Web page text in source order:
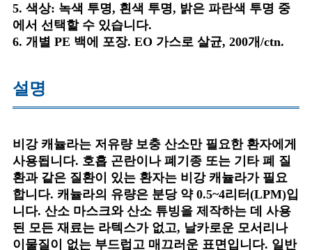
5. 색상: 녹색 투명, 흰색 투명, 밝은 파란색 투명 중
에서 선택할 수 있습니다.
6. 개별 PE 백에 포장. EO 가스로 살균, 200개/ctn.
설명
비강 캐뉼라는 저유량 보충 산소만 필요한 환자에게
사용됩니다. 호흡 곤란이나 폐기종 또는 기타 폐 질
환과 같은 질환이 있는 환자는 비강 캐뉼라가 필요
합니다. 캐뉼라의 유량은 분당 약 0.5~4리터(LPM)입
니다. 산소 마스크와 산소 튜빙을 제작하는 데 사용
된 모든 재료는 라텍스가 없고, 날카로운 모서리나
이물질이 없는 부드럽고 매끄러운 표면입니다. 일반